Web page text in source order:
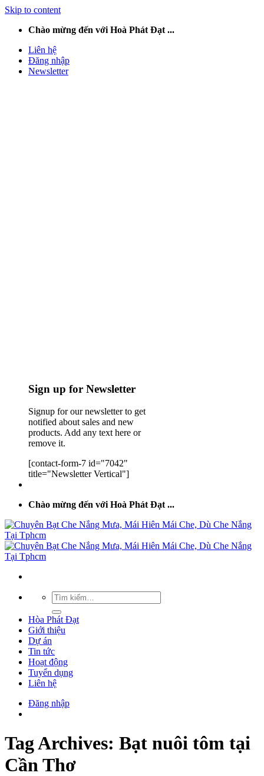
Skip to content
Chào mừng đến với Hoà Phát Đạt ...
Liên hệ
Đăng nhập
Newsletter
Sign up for Newsletter
Signup for our newsletter to get
notified about sales and new
products. Add any text here or
remove it.
[contact-form-7 id="7042"
title="Newsletter Vertical"]
Chào mừng đến với Hoà Phát Đạt ...
Hòa Phát Đạt
Giới thiệu
Dự án
Tin tức
Hoạt động
Tuyển dụng
Liên hệ
Đăng nhập
Tag Archives: Bạt nuôi tôm tại
Cần Thơ